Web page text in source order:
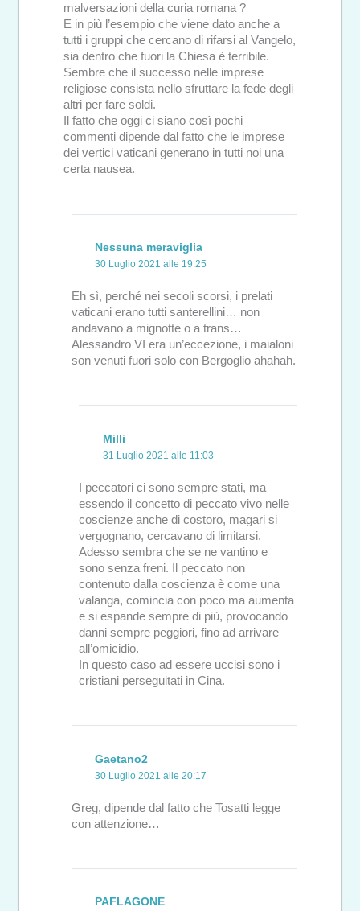
malversazioni della curia romana ?
E in più l’esempio che viene dato anche a
tutti i gruppi che cercano di rifarsi al Vangelo,
sia dentro che fuori la Chiesa è terribile.
Sembre che il successo nelle imprese
religiose consista nello sfruttare la fede degli
altri per fare soldi.
Il fatto che oggi ci siano così pochi
commenti dipende dal fatto che le imprese
dei vertici vaticani generano in tutti noi una
certa nausea.
Nessuna meraviglia
30 Luglio 2021 alle 19:25
Eh sì, perché nei secoli scorsi, i prelati
vaticani erano tutti santerellini… non
andavano a mignotte o a trans…
Alessandro VI era un’eccezione, i maialoni
son venuti fuori solo con Bergoglio ahahah.
Milli
31 Luglio 2021 alle 11:03
I peccatori ci sono sempre stati, ma
essendo il concetto di peccato vivo nelle
coscienze anche di costoro, magari si
vergognano, cercavano di limitarsi.
Adesso sembra che se ne vantino e
sono senza freni. Il peccato non
contenuto dalla coscienza è come una
valanga, comincia con poco ma aumenta
e si espande sempre di più, provocando
danni sempre peggiori, fino ad arrivare
all’omicidio.
In questo caso ad essere uccisi sono i
cristiani perseguitati in Cina.
Gaetano2
30 Luglio 2021 alle 20:17
Greg, dipende dal fatto che Tosatti legge
con attenzione…
PAFLAGONE